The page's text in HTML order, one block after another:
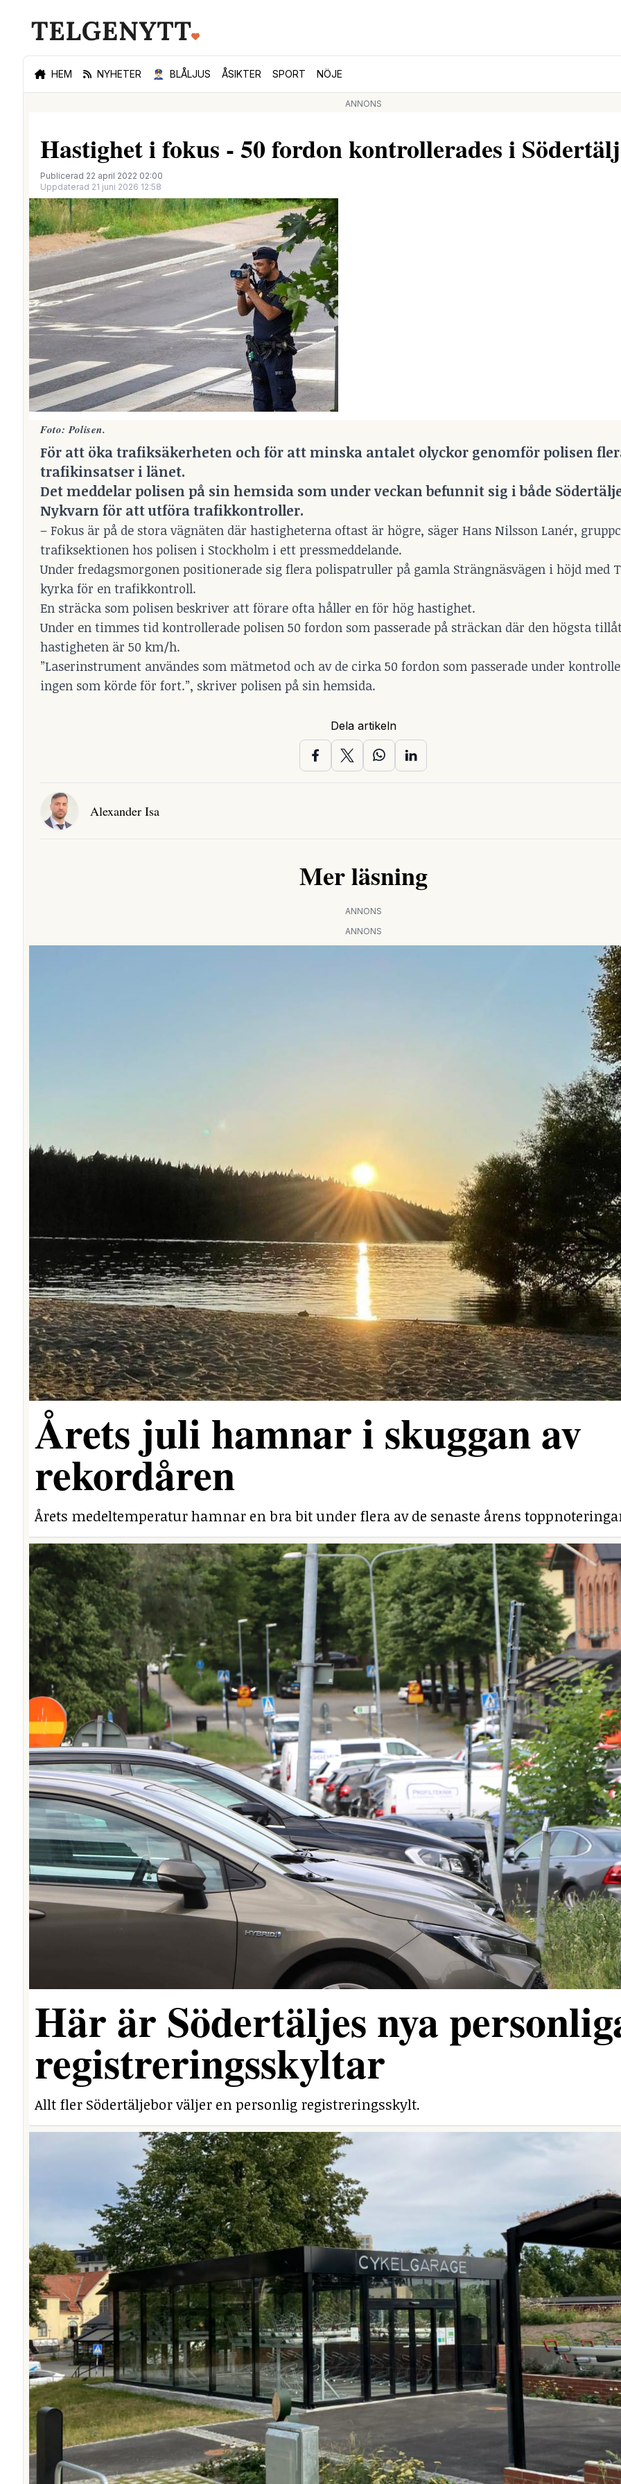
HEM NYHETER 👮🏻‍♂️ BLÅLJUS ÅSIKTER SPORT NÖJE
ANNONS
Hastighet i fokus - 50 fordon kontrollerades i
Publicerad 22 april 2022 02:00
Uppdaterad 21 juni 2026 12:58
Foto: Polisen.
För att öka trafiksäkerheten och för att minska antalet olyckor genomför polisen
trafikinsatser i länet.
Det meddelar polisen på sin hemsida som under veckan befunnit sig i både
Nykvarn för att utföra trafikkontroller.
– Fokus är på de stora vägnäten där hastigheterna oftast är högre, säger Hans Nilsson Lanér,
trafiksektionen hos polisen i Stockholm i ett pressmeddelande.
Under fredagsmorgonen positionerade sig flera polispatruller på gamla Strängnäsvägen i höjd med
kyrka för en trafikkontroll.
En sträcka som polisen beskriver att förare ofta håller en för hög hastighet.
Under en timmes tid kontrollerade polisen 50 fordon som passerade på sträckan där den högsta
hastigheten är 50 km/h.
”Laserinstrument användes som mätmetod och av de cirka 50 fordon som passerade under
ingen som körde för fort.”, skriver polisen på sin hemsida.
Dela artikeln
Alexander Isa
Mer läsning
ANNONS
ANNONS
Årets juli hamnar i skuggan av
rekordåren
Årets medeltemperatur hamnar en bra bit under flera av de senaste årens
Här är Södertäljes nya
registreringsskyltar
Allt fler Södertäljebor väljer en personlig registreringsskylt.